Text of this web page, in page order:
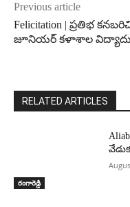
Previous article
Felicitation | ప్రతిభ
జూనియర్ కళాశాల
RELATED ARTICLES
రంగారెడ్డి